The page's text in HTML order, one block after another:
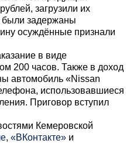
загрузили их
были задержаны
осуждённые признали
в виде
200 часов. Также в доход
автомобиль «Nissan
использовавшиеся
Приговор вступил
Кемеровской
, «ВКонтакте» и